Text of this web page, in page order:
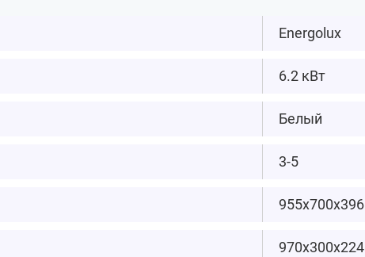
Energolux
6.2 кВт
Белый
3-5
955х700х396
970х300х224